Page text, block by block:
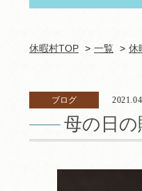
休暇村TOP 一覧 休
ブログ
母の日の